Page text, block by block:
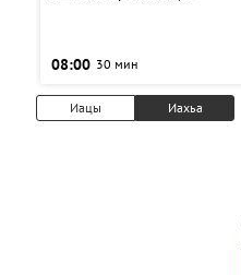
08:00 30 мин
Иацы Иахьа